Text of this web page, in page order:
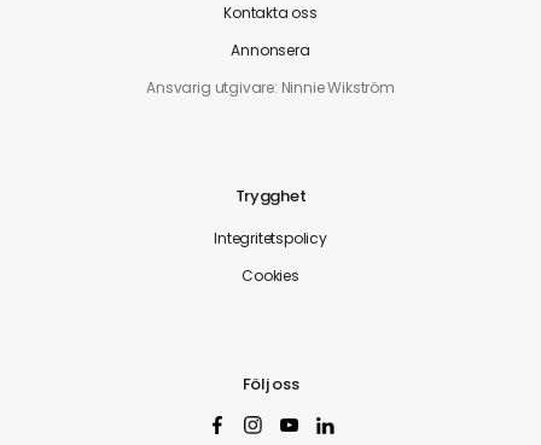
Kontakta oss
Annonsera
Ansvarig utgivare: Ninnie Wikström
Trygghet
Integritetspolicy
Cookies
Följ oss